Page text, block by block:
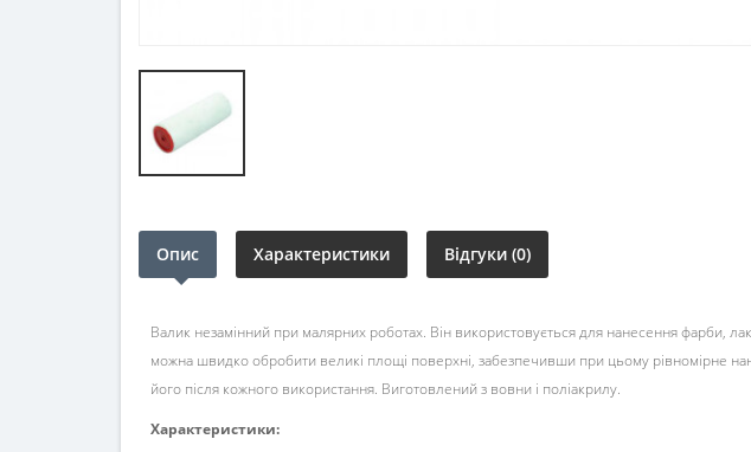
Опис Характеристики Відгуки (0)
Валик незамінний при малярних роботах. Він використовується для нанесення фарби,
можна швидко обробити великі площі поверхні, забезпечивши при цьому рівномірне
його після кожного використання. Виготовлений з вовни і поліакрилу.
Характеристики: